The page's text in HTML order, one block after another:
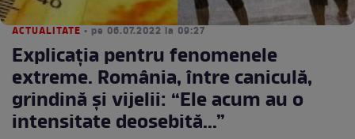
ACTUALITATE • pe 06.07.2022 la 09:27
Explicația pentru fenomenele
extreme. România, între caniculă,
grindină și vijelii: “Ele acum au o
intensitate deosebită...”